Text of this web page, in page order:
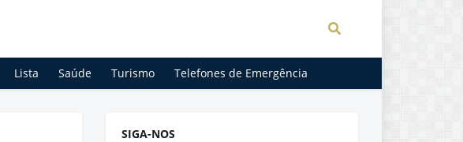
Lista Saúde Turismo Telefones de Emergência
SIGA-NOS